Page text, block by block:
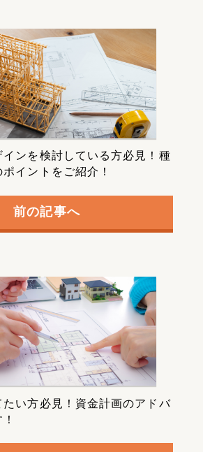
ンを検討している方必見！種
イントをご紹介！
前の記事へ
たい方必見！資金計画のアドバ